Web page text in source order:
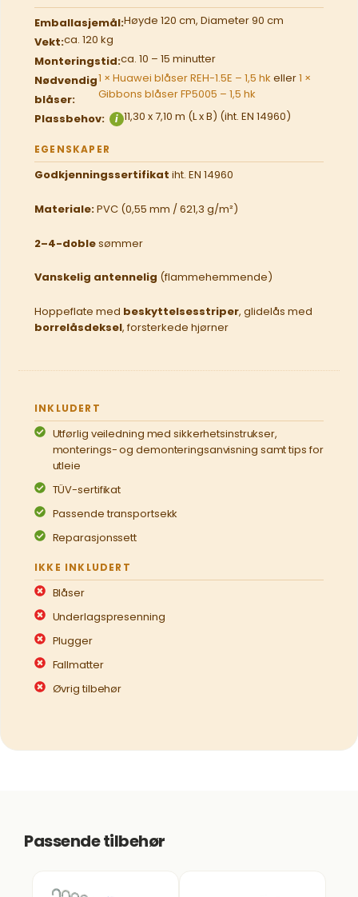
Emballasjemål:Høyde 120 cm, Diameter 90 cm
Vekt:ca. 120 kg
Monteringstid:ca. 10 – 15 minutter
Nødvendig
blåser:
1 × Huawei blåser REH-1.5E – 1,5 hk eller1 ×
Gibbons blåser FP5005 – 1,5 hk
Plassbehov:
i 11,30 x 7,10 m (L x B) (iht. EN 14960)
EGENSKAPER
Godkjenningssertifikat iht. EN 14960
Materiale:PVC (0,55 mm / 621,3 g/m²)
2–4-doblesømmer
Vanskelig antennelig (flammehemmende)
Hoppeflate med beskyttelsesstriper, glidelås med
borrelåsdeksel, forsterkede hjørner
INKLUDERT
Utførlig veiledning med sikkerhetsinstrukser,
monterings- og demonteringsanvisning samt tips for
utleie
TÜV-sertifikat
Passende transportsekk
Reparasjonssett
IKKE INKLUDERT
Blåser
Underlagspresenning
Plugger
Fallmatter
Øvrig tilbehør
Passende tilbehør